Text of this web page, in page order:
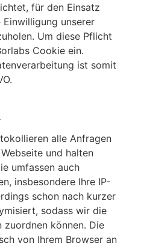
für den Einsatz
unserer
Um diese Pflicht
Cookie ein.
ist somit
alle Anfragen
und halten
umfassen auch
insbesondere Ihre IP-
schon nach kurzer
sodass wir die
zuordnen können. Die
von Ihrem Browser an